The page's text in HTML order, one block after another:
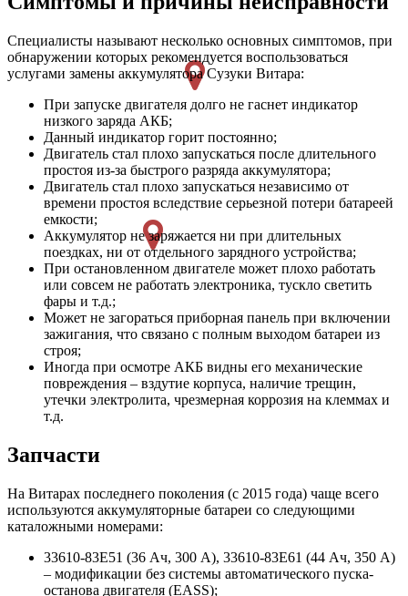
Специалисты называют несколько основных симптомов, при
обнаружении которых рекомендуется воспользоваться
услугами замены аккумулятора Сузуки Витара:
При запуске двигателя долго не гаснет индикатор
низкого заряда АКБ;
Данный индикатор горит постоянно;
Двигатель стал плохо запускаться после длительного
простоя из-за быстрого разряда аккумулятора;
Двигатель стал плохо запускаться независимо от
времени простоя вследствие серьезной потери батареей
емкости;
Аккумулятор не заряжается ни при длительных
поездках, ни от отдельного зарядного устройства;
При остановленном двигателе может плохо работать
или совсем не работать электроника, тускло светить
фары и т.д.;
Может не загораться приборная панель при включении
зажигания, что связано с полным выходом батареи из
строя;
Иногда при осмотре АКБ видны его механические
повреждения – вздутие корпуса, наличие трещин,
утечки электролита, чрезмерная коррозия на клеммах и
т.д.
Запчасти
На Витарах последнего поколения (с 2015 года) чаще всего
используются аккумуляторные батареи со следующими
каталожными номерами:
33610-83E51 (36 Ач, 300 А), 33610-83E61 (44 Ач, 350 А)
– модификации без системы автоматического пуска-
останова двигателя (EASS);